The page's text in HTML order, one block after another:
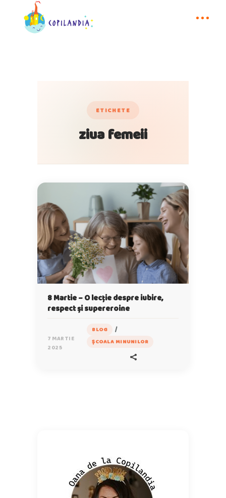
ETICHETE
ziua femeii
8 Martie – O lecție despre iubire,
respect și supereroine
7 MARTIE
2025
BLOG /
ȘCOALA MINUNILOR